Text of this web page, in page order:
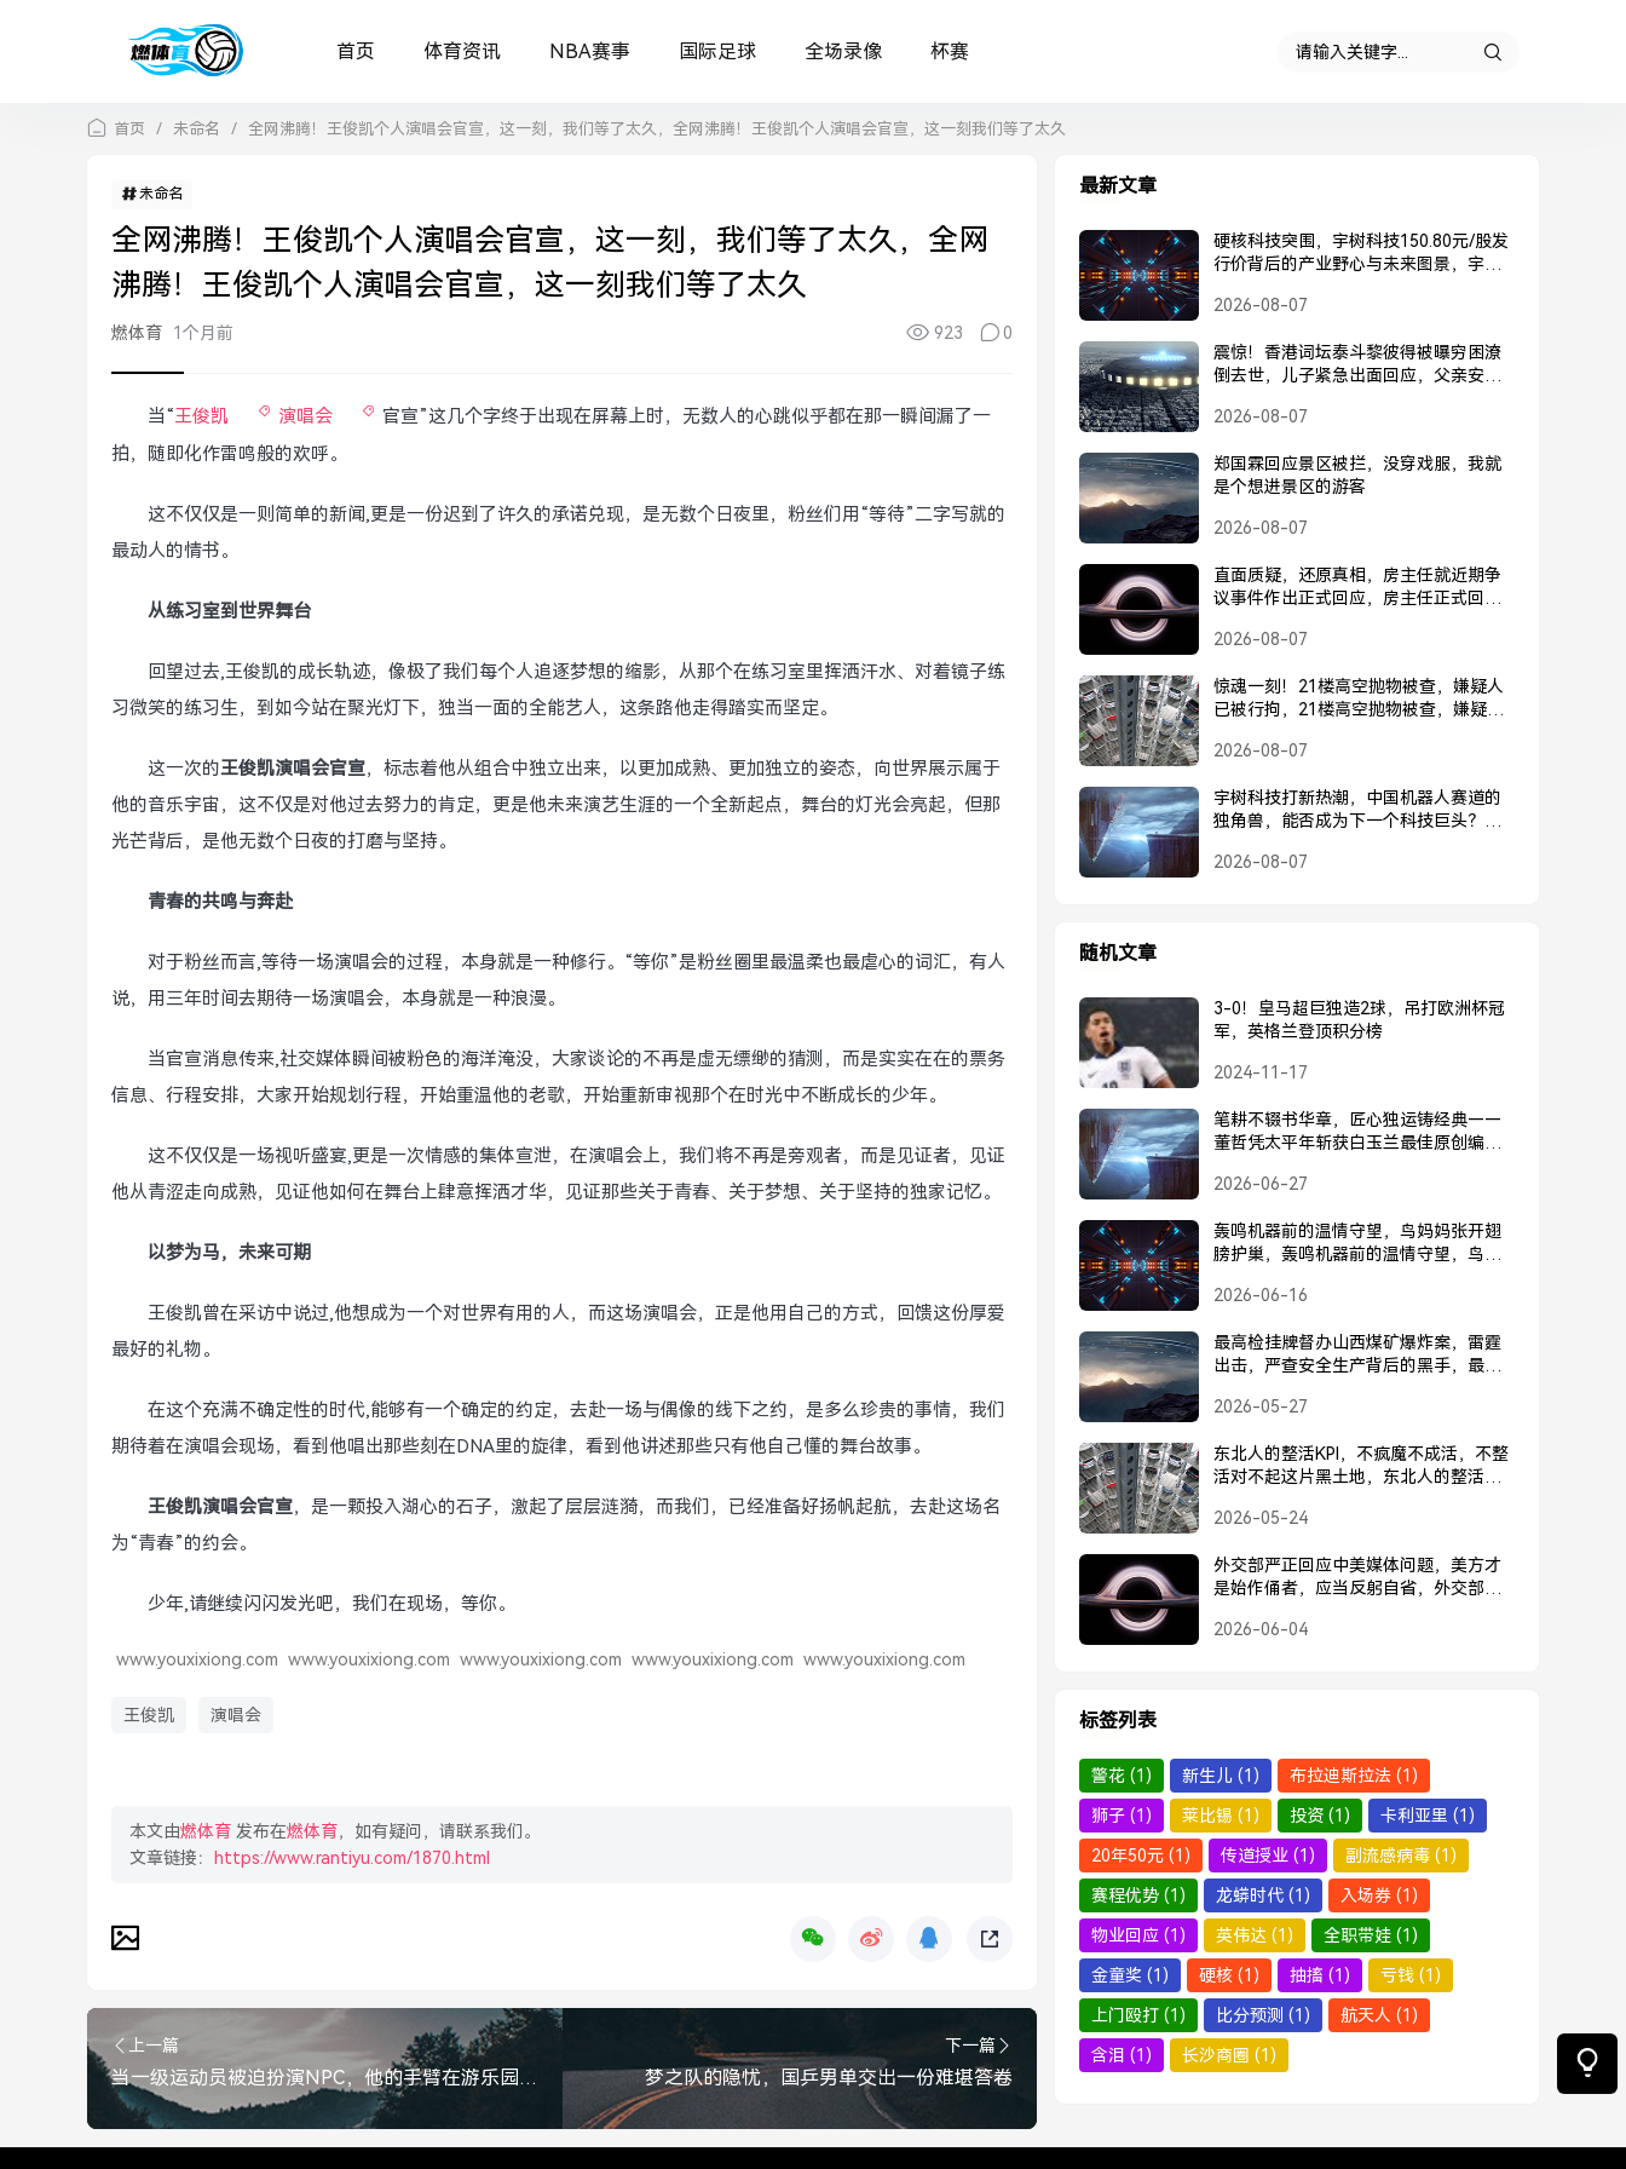
首页 体育资讯 NBA赛事 国际足球 全场录像 杯赛
首页 / 未命名 / 全网沸腾！王俊凯个人演唱会官宣，这一刻，我们等了太久，全网沸腾！王俊凯个人演唱会官宣，这一刻我们等了太久
未命名
全网沸腾！王俊凯个人演唱会官宣，这一刻，我们等了太久，全网
沸腾！王俊凯个人演唱会官宣，这一刻我们等了太久
燃体育 1个月前 923 0
当“王俊凯 演唱会
官宣”这几个字终于出现在屏幕上时，无数人的心跳似乎都在那一瞬间漏了一
拍，随即化作雷鸣般的欢呼。
这不仅仅是一则简单的新闻,更是一份迟到了许久的承诺兑现，是无数个日夜里，粉丝们用“等待”二字写就的
最动人的情书。
从练习室到世界舞台
回望过去,王俊凯的成长轨迹，像极了我们每个人追逐梦想的缩影，从那个在练习室里挥洒汗水、对着镜子练
习微笑的练习生，到如今站在聚光灯下，独当一面的全能艺人，这条路他走得踏实而坚定。
这一次的王俊凯演唱会官宣，标志着他从组合中独立出来，以更加成熟、更加独立的姿态，向世界展示属于
他的音乐宇宙，这不仅是对他过去努力的肯定，更是他未来演艺生涯的一个全新起点，舞台的灯光会亮起，但那
光芒背后，是他无数个日夜的打磨与坚持。
青春的共鸣与奔赴
对于粉丝而言,等待一场演唱会的过程，本身就是一种修行。“等你”是粉丝圈里最温柔也最虐心的词汇，有人
说，用三年时间去期待一场演唱会，本身就是一种浪漫。
当官宣消息传来,社交媒体瞬间被粉色的海洋淹没，大家谈论的不再是虚无缥缈的猜测，而是实实在在的票务
信息、行程安排，大家开始规划行程，开始重温他的老歌，开始重新审视那个在时光中不断成长的少年。
这不仅仅是一场视听盛宴,更是一次情感的集体宣泄，在演唱会上，我们将不再是旁观者，而是见证者，见证
他从青涩走向成熟，见证他如何在舞台上肆意挥洒才华，见证那些关于青春、关于梦想、关于坚持的独家记忆。
以梦为马，未来可期
王俊凯曾在采访中说过,他想成为一个对世界有用的人，而这场演唱会，正是他用自己的方式，回馈这份厚爱
最好的礼物。
在这个充满不确定性的时代,能够有一个确定的约定，去赴一场与偶像的线下之约，是多么珍贵的事情，我们
期待着在演唱会现场，看到他唱出那些刻在DNA里的旋律，看到他讲述那些只有他自己懂的舞台故事。
王俊凯演唱会官宣，是一颗投入湖心的石子，激起了层层涟漪，而我们，已经准备好扬帆起航，去赴这场名
为“青春”的约会。
少年,请继续闪闪发光吧，我们在现场，等你。
www.youxixiong.com www.youxixiong.com www.youxixiong.com www.youxixiong.com www.youxixiong.com
王俊凯 演唱会
本文由燃体育 发布在燃体育，如有疑问，请联系我们。
文章链接：
https://www.rantiyu.com/1870.html
上一篇
当一级运动员被迫扮演NPC，他的手臂在游乐园里折断了，一级运动员被迫扮NPC，游乐园断臂求生
下一篇
梦之队的隐忧，国乒男单交出一份难堪答卷
最新文章
硬核科技突围，宇树科技150.80元/股发
行价背后的产业野心与未来图景，宇树
背后的产业野心与未来图景
2026-08-07
震惊！香港词坛泰斗黎彼得被曝穷困潦
倒去世，儿子紧急出面回应，父亲安
紧急回应，父亲安好并未离世
2026-08-07
郑国霖回应景区被拦，没穿戏服，我就
是个想进景区的游客
2026-08-07
直面质疑，还原真相，房主任就近期争
议事件作出正式回应，房主任正式回应
2026-08-07
惊魂一刻！21楼高空抛物被查，嫌疑人
已被行拘，21楼高空抛物被查，嫌疑人
2026-08-07
宇树科技打新热潮，中国机器人赛道的
独角兽，能否成为下一个科技巨头？宇
否成为下一个科技巨头？
2026-08-07
随机文章
3-0！皇马超巨独造2球，吊打欧洲杯冠
军，英格兰登顶积分榜
2024-11-17
笔耕不辍书华章，匠心独运铸经典——
董哲凭太平年斩获白玉兰最佳原创编剧
编剧奖
2026-06-27
轰鸣机器前的温情守望，鸟妈妈张开翅
膀护巢，轰鸣机器前的温情守望，鸟妈
2026-06-16
最高检挂牌督办山西煤矿爆炸案，雷霆
出击，严查安全生产背后的黑手，最高
严查安全生产背后的黑手
2026-05-27
东北人的整活KPI，不疯魔不成活，不整
活对不起这片黑土地，东北人的整活
黑土地
2026-05-24
外交部严正回应中美媒体问题，美方才
是始作俑者，应当反躬自省，外交部回
反躬自省
2026-06-04
标签列表
警花 (1) 新生儿 (1) 布拉迪斯拉法 (1)
狮子 (1) 莱比锡 (1) 投资 (1) 卡利亚里 (1)
20年50元 (1) 传道授业 (1) 副流感病毒 (1)
赛程优势 (1) 龙蟒时代 (1) 入场券 (1)
物业回应 (1) 英伟达 (1) 全职带娃 (1)
金童奖 (1) 硬核 (1) 抽搐 (1) 亏钱 (1)
上门殴打 (1) 比分预测 (1) 航天人 (1)
含泪 (1) 长沙商圈 (1)